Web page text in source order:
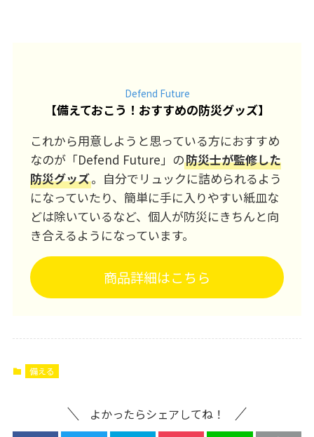
Defend Future
【備えておこう！おすすめの防災グッズ】
これから用意しようと思っている方におすすめ
なのが「Defend Future」の防災士が監修した
防災グッズ。自分でリュックに詰められるよう
になっていたり、簡単に手に入りやすい紙皿な
どは除いているなど、個人が防災にきちんと向
き合えるようになっています。
商品詳細はこちら
備える
よかったらシェアしてね！